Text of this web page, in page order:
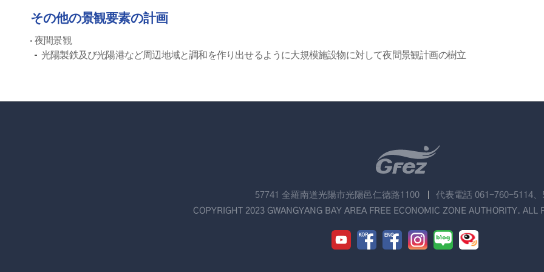
その他の景観要素の計画
夜間景観
光陽製鉄及び光陽港など周辺地域と調和を作り出せるように大規模施設物に対して夜間景観計画の樹立
57741 全羅南道光陽市光陽邑仁徳路1100
代表電話 061-760-5114、
COPYRIGHT 2023 GWANGYANG BAY AREA FREE ECONOMIC ZONE AUTHORITY. ALL